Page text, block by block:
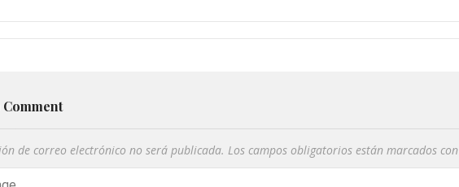
Comment
de correo electrónico no será publicada. Los campos obligatorios están marcados con